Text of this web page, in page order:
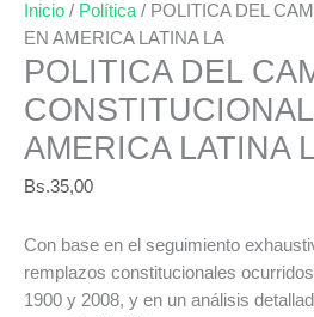
Inicio / Política / POLITICA DEL
EN AMERICA LATINA LA
POLITICA DEL
AMERICA LATINA
Bs.35,00
Con base en el seguimiento
remplazos constitucionales
1900 y 2008, y en un análisis